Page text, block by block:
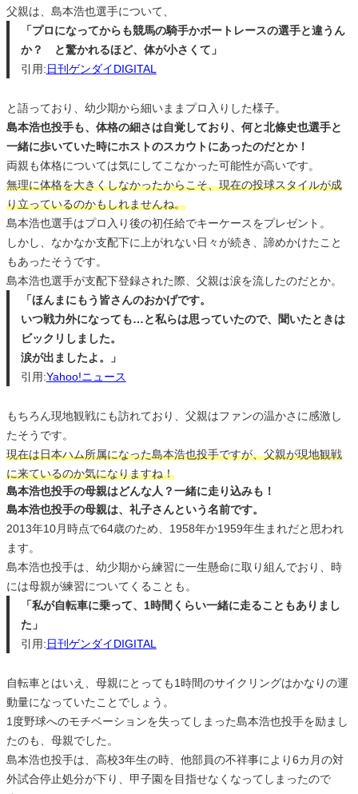
父親は、島本浩也選手について、
「プロになってからも競馬の騎手かボートレースの選手と違うん
か？ と驚かれるほど、体が小さくて」
引用:日刊ゲンダイDIGITAL
と語っており、幼少期から細いままプロ入りした様子。
島本浩也投手も、体格の細さは自覚しており、何と北條史也選手と
一緒に歩いていた時にホストのスカウトにあったのだとか！
両親も体格については気にしてこなかった可能性が高いです。
無理に体格を大きくしなかったからこそ、現在の投球スタイルが成
り立っているのかもしれませんね。
島本浩也選手はプロ入り後の初任給でキーケースをプレゼント。
しかし、なかなか支配下に上がれない日々が続き、諦めかけたこと
もあったそうです。
島本浩也選手が支配下登録された際、父親は涙を流したのだとか。
「ほんまにもう皆さんのおかげです。
いつ戦力外になっても…と私らは思っていたので、聞いたときは
ビックリしました。
涙が出ましたよ。」
引用:Yahoo!ニュース
もちろん現地観戦にも訪れており、父親はファンの温かさに感激し
たそうです。
現在は日本ハム所属になった島本浩也投手ですが、父親が現地観戦
に来ているのか気になりますね！
島本浩也投手の母親はどんな人？一緒に走り込みも！
島本浩也投手の母親は、礼子さんという名前です。
2013年10月時点で64歳のため、1958年か1959年生まれだと思われ
ます。
島本浩也投手は、幼少期から練習に一生懸命に取り組んでおり、時
には母親が練習についてくることも。
「私が自転車に乗って、1時間くらい一緒に走ることもありまし
た」
引用:日刊ゲンダイDIGITAL
自転車とはいえ、母親にとっても1時間のサイクリングはかなりの運
動量になっていたことでしょう。
1度野球へのモチベーションを失ってしまった島本浩也投手を励まし
たのも、母親でした。
島本浩也投手は、高校3年生の時、他部員の不祥事により6カ月の対
外試合停止処分が下り、甲子園を目指せなくなってしまったので